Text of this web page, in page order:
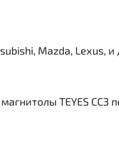
Mazda, Lexus, и
TEYES CC3